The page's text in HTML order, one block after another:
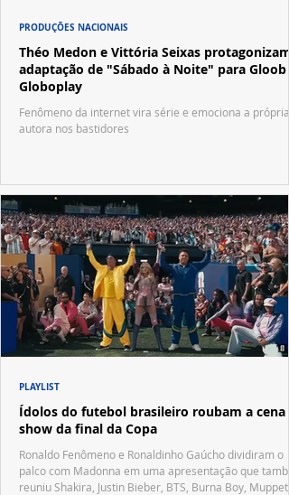
Théo Medon e Vittória Seixas protagonizam
adaptação de "Sábado à Noite" para Gloob e
Globoplay
Fenômeno da internet vira série e emociona a própria
autora nos bastidores
PRODUÇÕES NACIONAIS
Ídolos do futebol brasileiro roubam a cena
show da final da Copa
Ronaldo Fenômeno e Ronaldinho Gaúcho dividiram o
palco com Madonna em uma apresentação que
reuniu Shakira, Justin Bieber, BTS, Burna Boy, Muppets,
PLAYLIST